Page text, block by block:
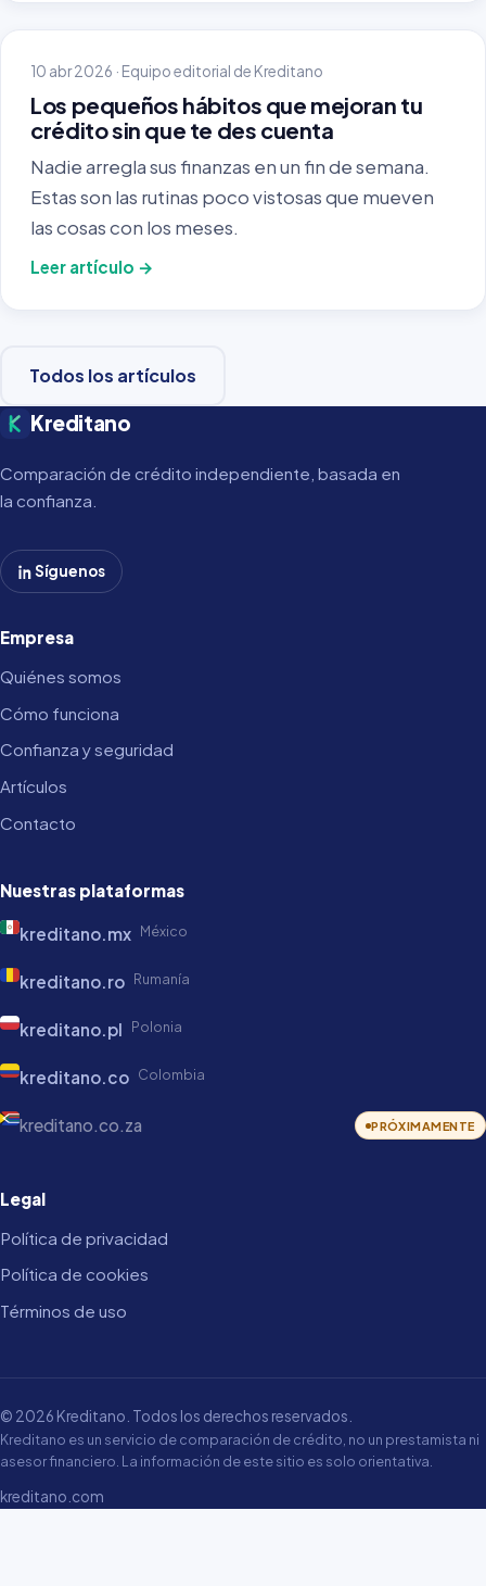
10 abr 2026 · Equipo editorial de Kreditano
Los pequeños hábitos que mejoran tu
crédito sin que te des cuenta
Nadie arregla sus finanzas en un fin de semana.
Estas son las rutinas poco vistosas que mueven
las cosas con los meses.
Leer artículo →
Todos los artículos
Kreditano
Comparación de crédito independiente, basada en
la confianza.
Síguenos
Empresa
Quiénes somos
Cómo funciona
Confianza y seguridad
Artículos
Contacto
Nuestras plataformas
kreditano.mx México
kreditano.ro Rumanía
kreditano.pl Polonia
kreditano.co Colombia
kreditano.co.za PRÓXIMAMENTE
Legal
Política de privacidad
Política de cookies
Términos de uso
© 2026 Kreditano. Todos los derechos reservados.
Kreditano es un servicio de comparación de crédito, no un prestamista ni
asesor financiero. La información de este sitio es solo orientativa.
kreditano.com